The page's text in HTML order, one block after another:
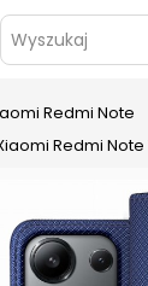
Wyszukaj
Redmi Note
Redmi Note